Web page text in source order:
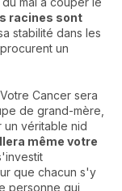
racines sont
stabilité dans les
un
Cancer sera
de grand-mère,
véritable nid
même votre
que chacun s'y
personne qui